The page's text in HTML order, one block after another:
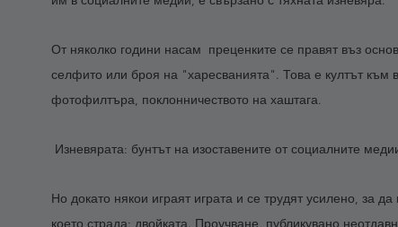
От няколко години насам  преценките се правят въз
селфито или броя на "харесванията". Това е култът
фотофилтъра, поклонничеството на хаштага.
Изневярата: бунтът на изоставените от социалните
Но докато някои играят играта и се трудят усилено, за
което страда: двойката. Проучване, публикувано